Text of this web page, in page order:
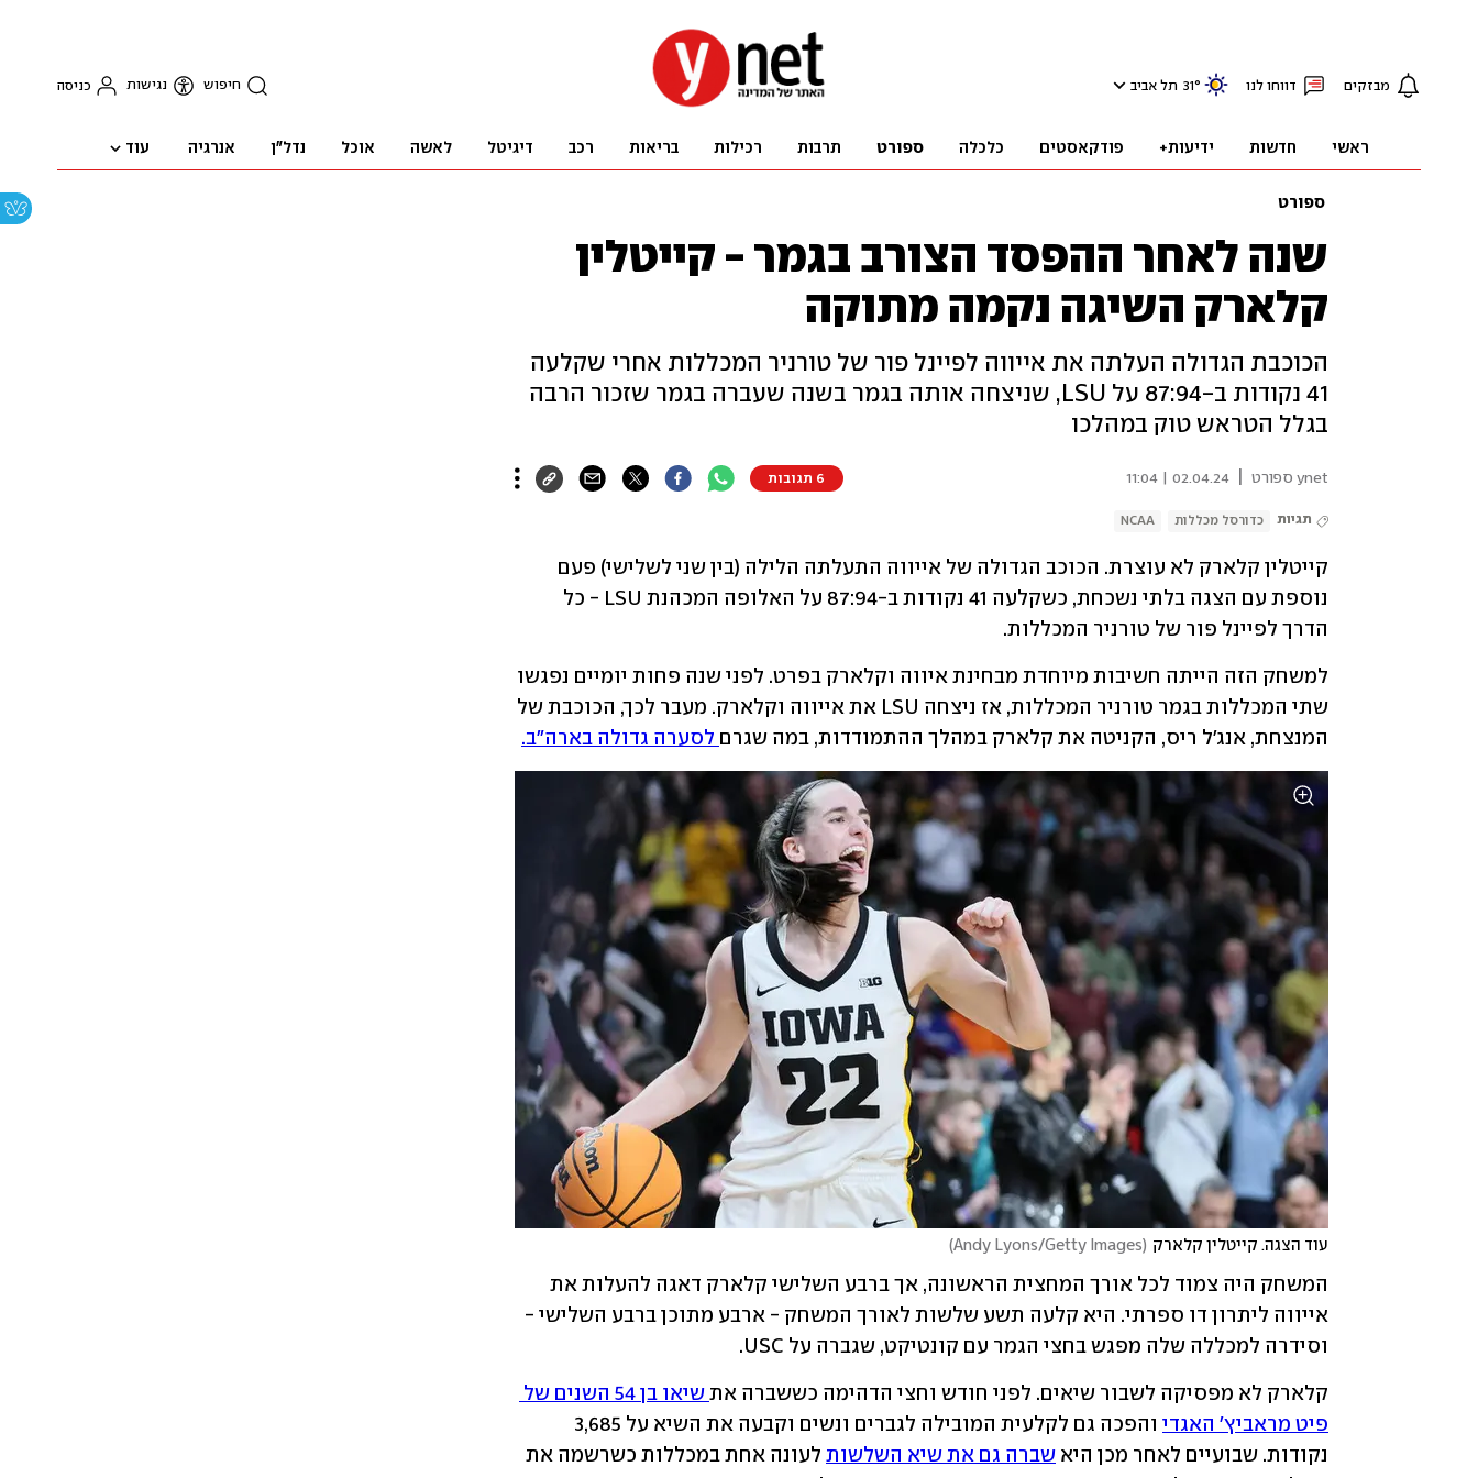
מבזקים דווחו לנו 31° תל אביב חיפוש נגישות כניסה
ראשי חדשות ידיעות+ פודקאסטים כלכלה ספורט תרבות רכילות בריאות רכב דיגיטל לאשה אוכל נדל"ן אנרגיה עוד
ספורט
שנה לאחר ההפסד הצורב בגמר - קייטלין
קלארק השיגה נקמה מתוקה
הכוכבת הגדולה העלתה את אייווה לפיינל פור של טורניר המכללות אחרי שקלעה
41 נקודות ב-87:94 על LSU, שניצחה אותה בגמר בשנה שעברה בגמר שזכור הרבה
בגלל הטראש טוק במהלכו
ynet ספורט 02.04.24 | 11:04 6 תגובות
תגיות כדורסל מכללות NCAA
הדרך לפיינל פור של טורניר המכללות.
המנצחת, אנג'ל ריס, הקניטה את קלארק במהלך ההתמודדות, במה שגרם לסערה גדולה בארה"ב.
עוד הצגה. קייטלין קלארק (
Andy Lyons/Getty Images
)
וסידרה למכללה שלה מפגש בחצי הגמר עם קונטיקט, שגברה על USC.
קלארק לא מפסיקה לשבור שיאים. לפני חודש וחצי הדהימה כששברה את
פיט מראביץ' האגדי
נקודות. שבועיים לאחר מכן היא שברה גם את שיא השלשות